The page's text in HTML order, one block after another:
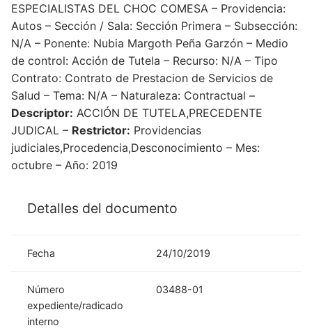
ESPECIALISTAS DEL CHOC COMESA – Providencia:
Autos – Sección / Sala: Sección Primera – Subsección:
N/A – Ponente: Nubia Margoth Peña Garzón – Medio
de control: Acción de Tutela – Recurso: N/A – Tipo
Contrato: Contrato de Prestacion de Servicios de
Salud – Tema: N/A – Naturaleza: Contractual –
Descriptor: ACCIÓN DE TUTELA,PRECEDENTE
JUDICAL – Restrictor: Providencias
judiciales,Procedencia,Desconocimiento – Mes:
octubre – Año: 2019
Detalles del documento
Fecha 24/10/2019
Número
expediente/radicado
interno
03488-01